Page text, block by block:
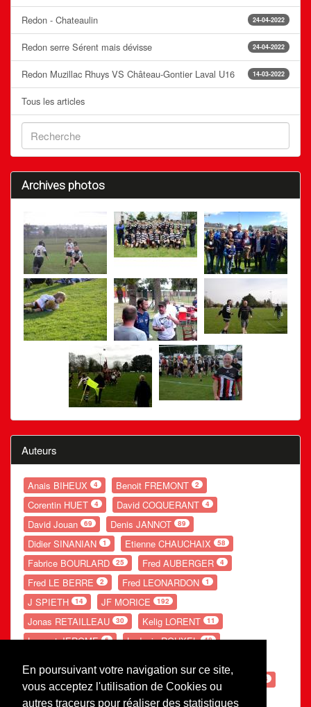
En poursuivant votre navigation sur ce site,
vous acceptez l'utilisation de Cookies ou
autres traceurs pour réaliser des statistiques
24-04-2022
Redon - Chateaulin
24-04-2022
Redon serre Sérent mais dévisse
14-03-2022
Redon Muzillac Rhuys VS Château-Gontier Laval U16
Tous les articles
Archives photos
Auteurs
Anais BIHEUX 4 Benoit FREMONT 2
Corentin HUET 4 David COQUERANT 4
David Jouan 69 Denis JANNOT 89
Didier SINANIAN 1 Etienne CHAUCHAIX 58
Fabrice BOURLARD 25 Fred AUBERGER 4
Fred LE BERRE 2 Fred LEONARDON 1
J SPIETH 14 JF MORICE 192
Jonas RETAILLEAU 30 Kelig LORENT 11
Laurent JEROME 6 Ludovic ROUXEL 48
Ronan POUPON S LEBE Théo POTIER 54
Valentin PERRE Valerie AUGOT 29